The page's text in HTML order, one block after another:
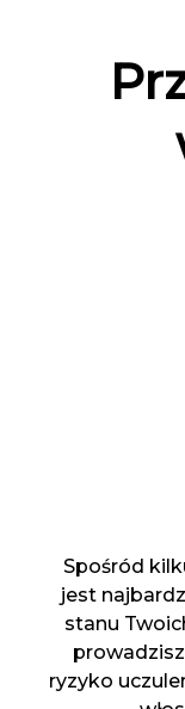
Spośród
jest
stanu
ryzyko